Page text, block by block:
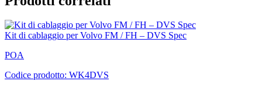
Kit di cablaggio per Volvo FM / FH – DVS Spec
POA
Codice prodotto: WK4DVS